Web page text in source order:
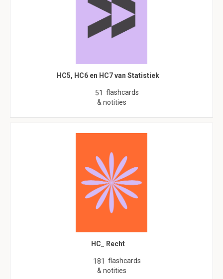
HC5, HC6 en HC7 van Statistiek
51 flashcards
& notities
HC_ Recht
181 flashcards
& notities